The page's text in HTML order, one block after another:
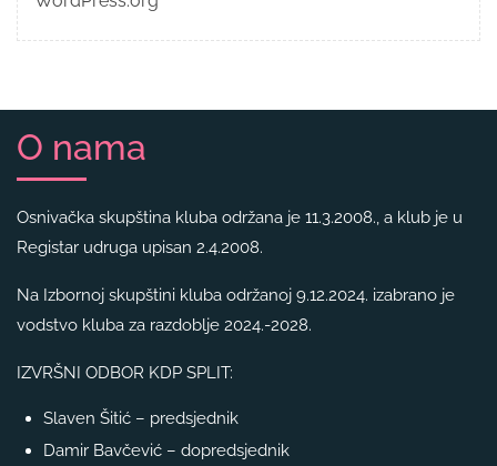
O nama
Osnivačka skupština kluba održana je 11.3.2008., a klub je u
Registar udruga upisan 2.4.2008.
Na Izbornoj skupštini kluba održanoj 9.12.2024. izabrano je
vodstvo kluba za razdoblje 2024.-2028.
IZVRŠNI ODBOR KDP SPLIT:
Slaven Šitić – predsjednik
Damir Bavčević – dopredsjednik